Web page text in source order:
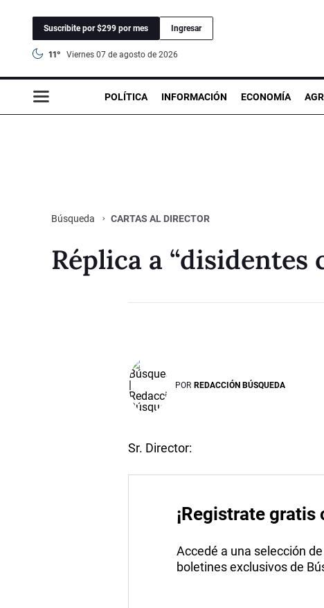
Suscribite por $299 por mes Ingresar
11° viernes 07 de agosto de 2026
POLÍTICA INFORMACIÓN ECONOMÍA
Búsqueda CARTAS AL DIRECTOR
Réplica a “disidentes
POR REDACCIÓN BÚSQUEDA
Sr. Director:
¡Registrate
Accedé a una selección
boletines exclusivos de